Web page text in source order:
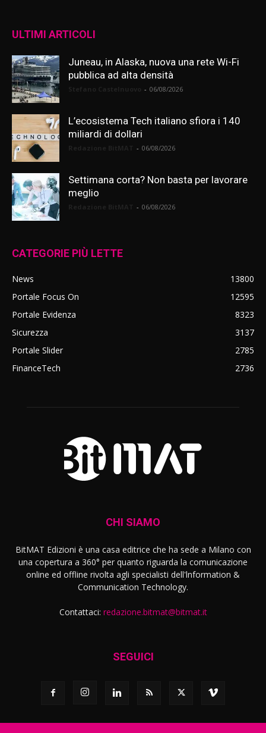
ULTIMI ARTICOLI
Juneau, in Alaska, nuova una rete Wi-Fi
pubblica ad alta densità
- 06/08/2026
L’ecosistema Tech italiano sfiora i 140
miliardi di dollari
- 06/08/2026
Settimana corta? Non basta per lavorare
meglio
- 06/08/2026
CATEGORIE PIÙ LETTE
News
13800
Portale Focus On
12595
Portale Evidenza
8323
Sicurezza
3137
Portale Slider
2785
FinanceTech
2736
CHI SIAMO
BitMAT Edizioni è una casa editrice che ha sede a Milano con
una copertura a 360° per quanto riguarda la comunicazione
online ed offline rivolta agli specialisti dell'lnformation &
Communication Technology.
Contattaci: redazione.bitmat@bitmat.it
SEGUICI